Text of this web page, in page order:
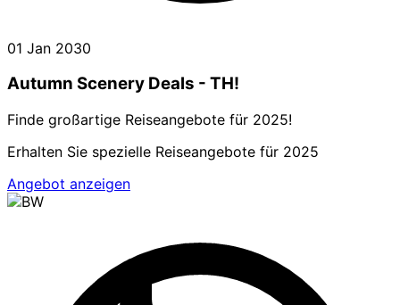
01 Jan 2030
Autumn Scenery Deals - TH!
Finde großartige Reiseangebote für 2025!
Erhalten Sie spezielle Reiseangebote für 2025
Angebot anzeigen